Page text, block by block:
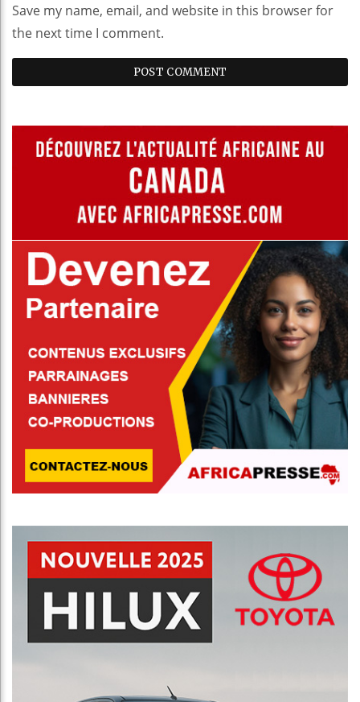
Save my name, email, and website in this browser for
the next time I comment.